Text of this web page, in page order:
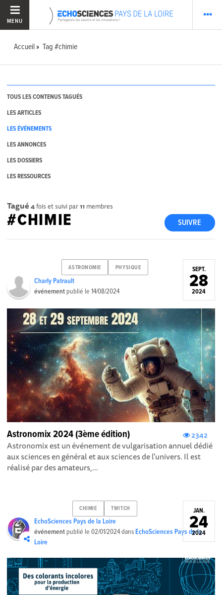
MENU
Accueil Tag #chimie
TOUS LES CONTENUS TAGUÉS
LES ARTICLES
LES ÉVÉNEMENTS
LES ANNONCES
LES DOSSIERS
LES RESSOURCES
Tagué 4fois et suivi par11 membres
SUIVRE
#CHIMIE
ASTRONOMIE PHYSIQUE
Charly Patrault
événement publié le14/08/2024
SEPT.
28
2024
2342
Astronomix 2024 (3ème édition)
Astronomix est un événement de vulgarisation annuel dédié
aux sciences en général et aux sciences de l'univers. Il est
réalisé par des amateurs,...
CHIMIE TWITCH
EchoSciences Pays de la Loire
événement publié le02/01/2024dansEchoSciences Pays de la
Loire
JAN.
24
2024